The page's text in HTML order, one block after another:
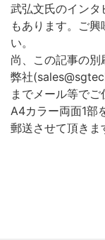
武弘文氏のインタ
もあります。ご
い。
尚、この記事の
弊社
までメール等で
A4カラー両面1部
郵送させて頂きま